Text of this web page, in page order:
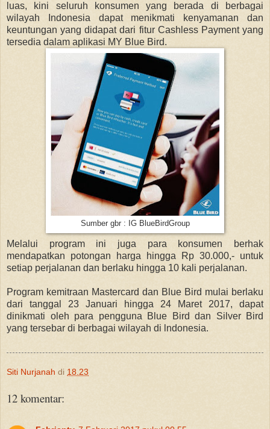
luas, kini seluruh konsumen yang berada di berbagai
wilayah Indonesia dapat menikmati kenyamanan dan
keuntungan yang didapat dari fitur Cashless Payment yang
tersedia dalam aplikasi MY Blue Bird.
Sumber gbr : IG BlueBirdGroup
Melalui program ini juga para konsumen berhak
mendapatkan potongan harga hingga Rp 30.000,- untuk
setiap perjalanan dan berlaku hingga 10 kali perjalanan.
Program kemitraan Mastercard dan Blue Bird mulai berlaku
dari tanggal 23 Januari hingga 24 Maret 2017, dapat
dinikmati oleh para pengguna Blue Bird dan Silver Bird
yang tersebar di berbagai wilayah di lndonesia.
Siti Nurjanah di 18.23
12 komentar: